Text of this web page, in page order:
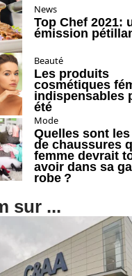
News
Top Chef 2021:
émission
Beauté
Les produits
cosmétiques
indispensables
été
Mode
Quelles sont
de chaussures
femme devrait
avoir dans sa
robe ?
sur ...